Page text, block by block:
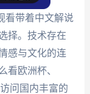
看带着中文解说
择。技术存在
感与文化的连
看欧洲杯、
问国内丰富的